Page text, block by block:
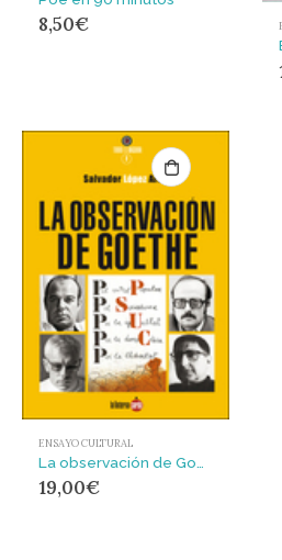
8,50€
ENSAYO CULTURAL
19,00€